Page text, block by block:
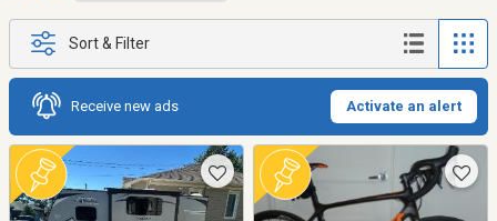
Sort & Filter
Receive new ads Activate an alert